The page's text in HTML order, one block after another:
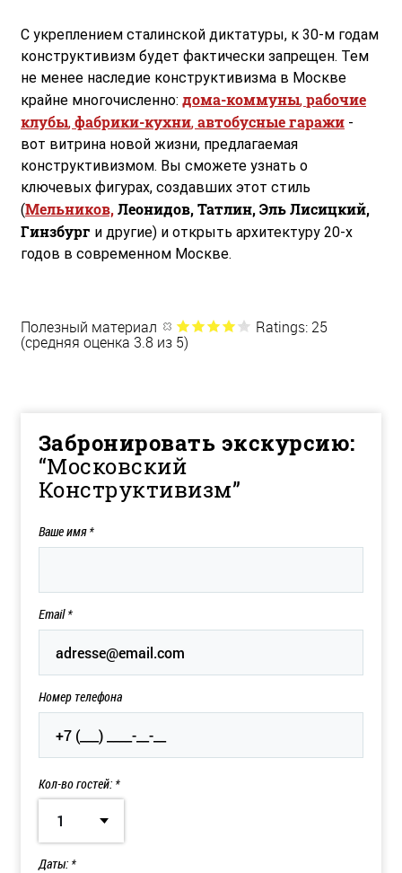
С укреплением сталинской диктатуры, к 30-м годам
конструктивизм будет фактически запрещен. Тем
не менее наследие конструктивизма в Москве
крайне многочисленно: дома-коммуны, рабочие
клубы, фабрики-кухни, автобусные гаражи -
вот витрина новой жизни, предлагаемая
конструктивизмом. Вы сможете узнать о
ключевых фигурах, создавших этот стиль
(Мельников,Леонидов, Татлин, Эль Лисицкий,
Гинзбург и другие) и открыть архитектуру 20-х
годов в современном Москве.
Полезный материал Ratings: 25
(средняя оценка 3.8 из 5)
Забронировать экскурсию:
“Московский
Конструктивизм”
Ваше имя*
Email*
Номер телефона
Кол-во гостей: *
1
Даты: *